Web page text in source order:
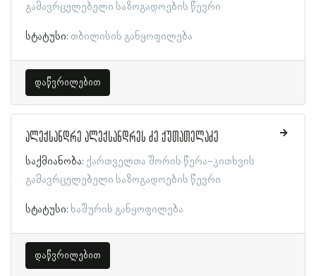
გამავრცელებელი საზოგადოების წევრი
სტატუსი: თბილისის განყოფილება
დაწვრილებით
ალექსანდრე ალექსანდრეს ძე ქუთათელაძე
საქმიანობა: ქართველთა შორის წერა-კითხვის
გამავრცელებელი საზოგადოების წევრი
სტატუსი: ხაშურის განყოფილება
დაწვრილებით